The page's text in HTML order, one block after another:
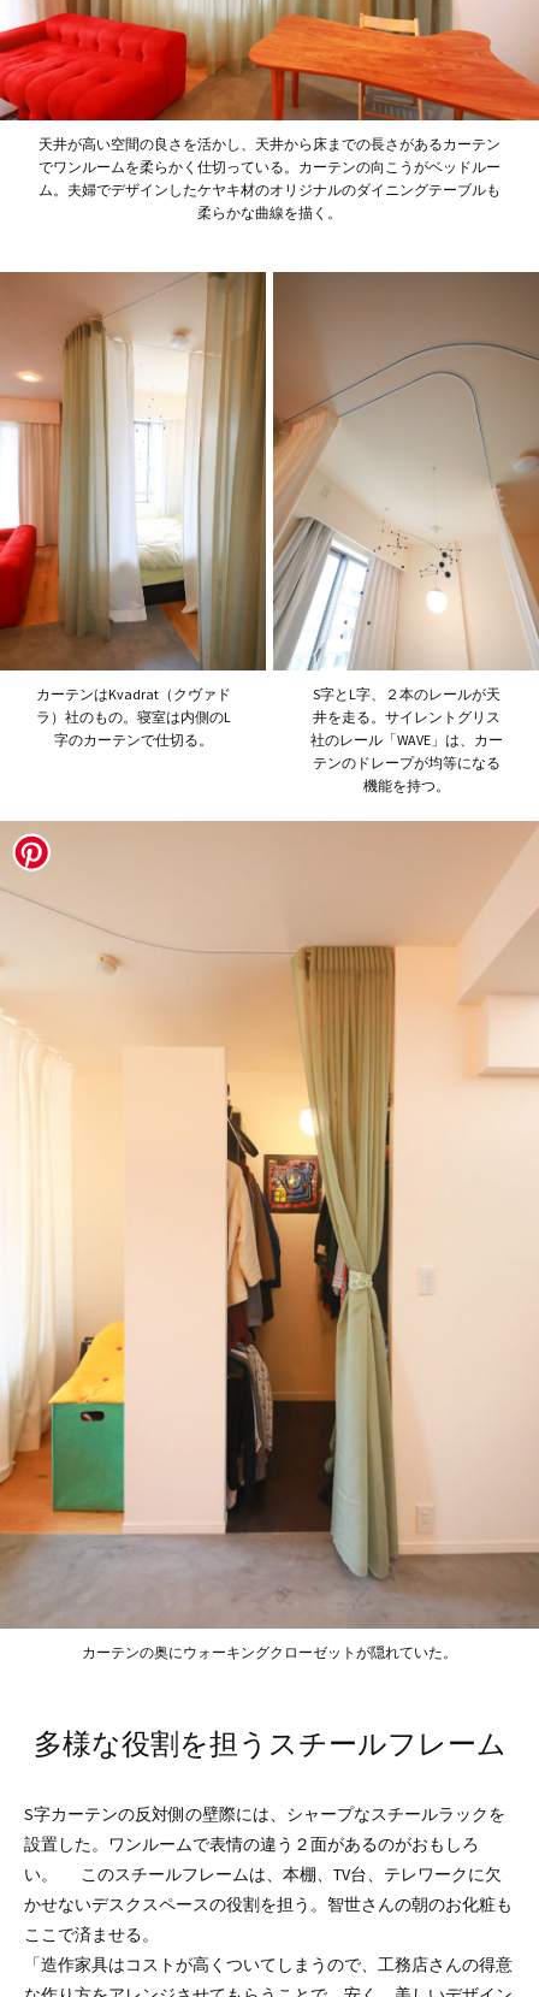
天井が高い空間の良さを活かし、天井から床までの長さがあるカーテン
でワンルームを柔らかく仕切っている。カーテンの向こうがベッドルー
ム。夫婦でデザインしたケヤキ材のオリジナルのダイニングテーブルも
柔らかな曲線を描く。
カーテンはKvadrat（クヴァド
ラ）社のもの。寝室は内側のL
字のカーテンで仕切る。
S字とL字、２本のレールが天
井を走る。サイレントグリス
社のレール「WAVE」は、カー
テンのドレープが均等になる
機能を持つ。
カーテンの奥にウォーキングクローゼットが隠れていた。
多様な役割を担うスチールフレーム
S字カーテンの反対側の壁際には、シャープなスチールラックを
設置した。ワンルームで表情の違う２面があるのがおもしろ
い。 このスチールフレームは、本棚、TV台、テレワークに欠
かせないデスクスペースの役割を担う。智世さんの朝のお化粧も
ここで済ませる。
「造作家具はコストが高くついてしまうので、工務店さんの得意